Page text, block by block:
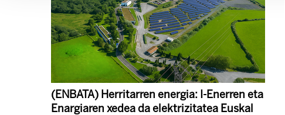
(ENBATA) Herritarren energia: I-Enerren eta
Enargiaren xedea da elektrizitatea Euskal